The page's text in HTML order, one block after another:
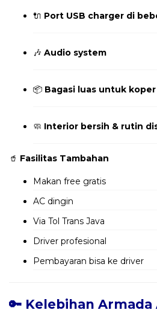
🔌 Port USB charger di
🎶 Audio system
📦 Bagasi luas untuk
🧼 Interior bersih & rutin
🥤 Fasilitas Tambahan
Makan free gratis
AC dingin
Via Tol Trans Java
Driver profesional
Pembayaran bisa ke driver
🔑 Kelebihan Armada